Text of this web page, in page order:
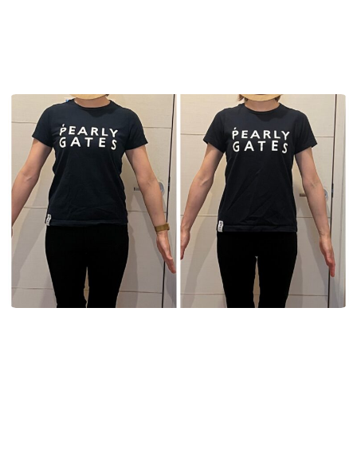
2023.07.01/お客様の声, ダイエット
するする落ちて、１ヶ月マイナス５kg大成
功！
「ファステイングしました。 パーソナルトレーナ
ーも お願いしました。」 あんなに難しかった痩せ
ることが たった１ヶ月で目標をクリア！！ ...